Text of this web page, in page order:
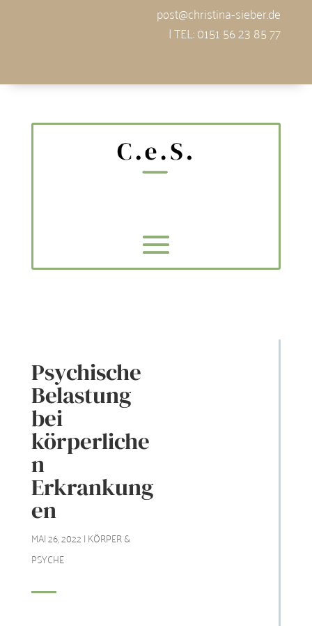
post@christina-sieber.de
| TEL: 0151 56 23 85 77
Psychische
Belastung
bei
körperliche
n
Erkrankung
en
MAI 26, 2022 | KÖRPER &
PSYCHE